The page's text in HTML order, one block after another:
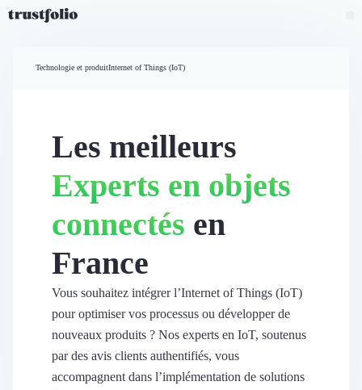
Widgets d'avis
Partage d’avis multicanal
Vidéo de témoignage
Révéler le réseau
Vitrine & média
Suivi du ROI
Voir tous nos avis clients
Accueil
Technologie et produitInternet of Things (IoT)
Les meilleurs
Experts en objets
connectés en
France
Vous souhaitez intégrer l’Internet of Things (IoT)
pour optimiser vos processus ou développer de
nouveaux produits ? Nos experts en IoT, soutenus
par des avis clients authentifiés, vous
accompagnent dans l’implémentation de solutions